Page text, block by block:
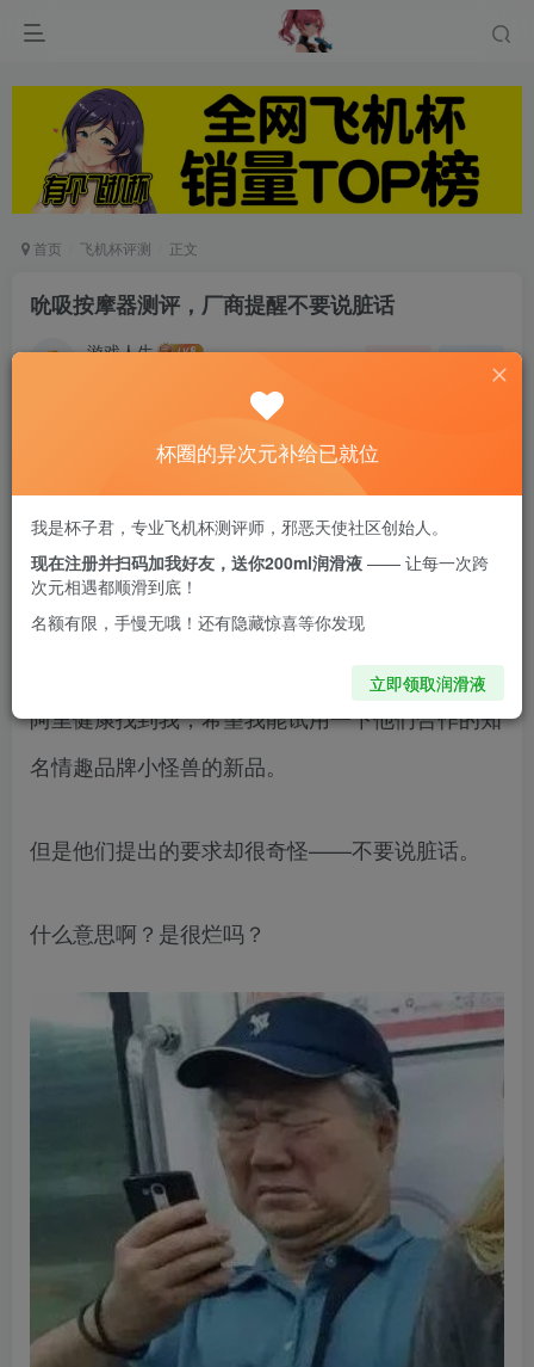
首页 飞机杯评测 正文
吮吸按摩器测评，厂商提醒不要说脏话
游戏人生
我已经自用过许多非常优秀的女性情趣玩具，不论
在爽感还是在设计上，我都已经开过天眼了！我可
不是普通的杏酱，我现在是钮祜禄杏酱
最近接到了很奇怪的合作需求。
阿里健康找到我，希望我能试用一下他们合作的知
名情趣品牌小怪兽的新品。
但是他们提出的要求却很奇怪——不要说脏话。
什么意思啊？是很烂吗？
杯圈的异次元补给已就位
我是杯子君，专业飞机杯测评师，邪恶天使社区创始人。
现在注册并扫码加我好友，送你200ml润滑液 —— 让每一次跨
次元相遇都顺滑到底！
名额有限，手慢无哦！还有隐藏惊喜等你发现
立即领取润滑液